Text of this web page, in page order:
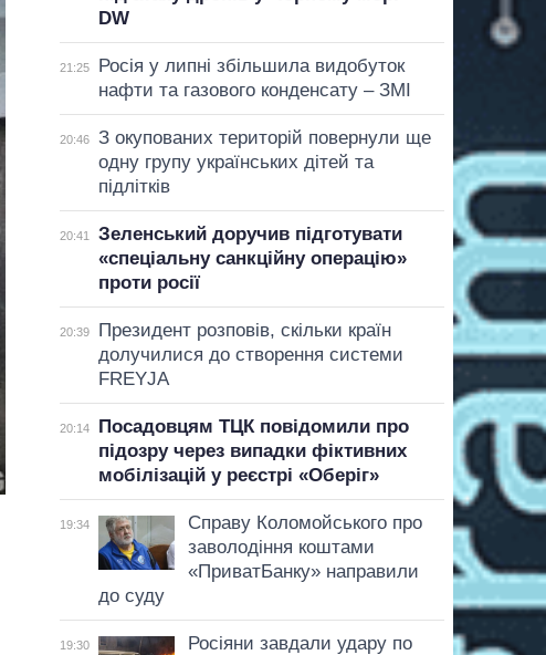
DW
21:25
Росія у липні збільшила видобуток
нафти та газового конденсату – ЗМІ
20:46
З окупованих територій повернули ще
одну групу українських дітей та
підлітків
20:41
Зеленський доручив підготувати
«спеціальну санкційну операцію»
проти росії
20:39
Президент розповів, скільки країн
долучилися до створення системи
FREYJA
20:14
Посадовцям ТЦК повідомили про
підозру через випадки фіктивних
мобілізацій у реєстрі «Оберіг»
19:34
Справу Коломойського про
заволодіння коштами
«ПриватБанку» направили
до суду
19:30
Росіяни завдали удару по